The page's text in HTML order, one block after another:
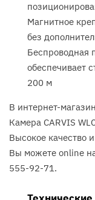
Магнитное
без
Беспроводная
обеспечивает
200 м
В интернет-
Камера CARVIS
Высокое качество
Вы можете online
555-92-71.